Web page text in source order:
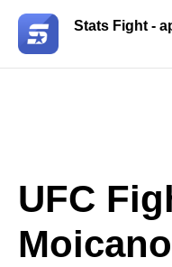
Stats Fight -
UFC